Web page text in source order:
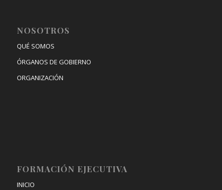
NOSOTROS
QUÉ SOMOS
ÓRGANOS DE GOBIERNO
ORGANIZACIÓN
FORMACIÓN EJECUTIVA
INICIO